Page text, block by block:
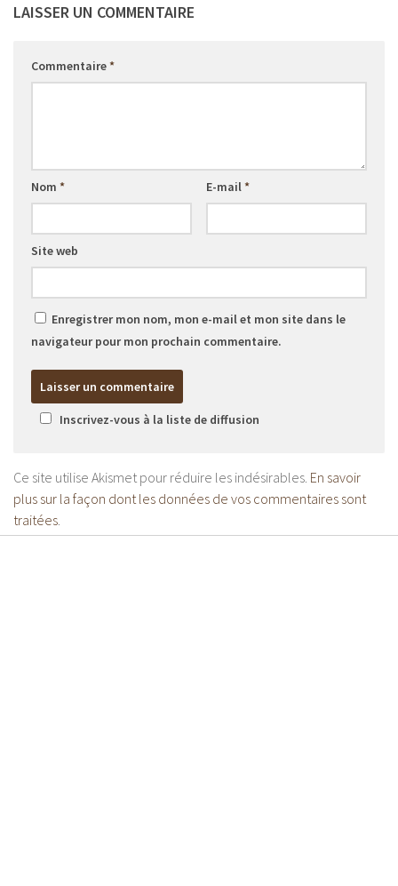
LAISSER UN COMMENTAIRE
Commentaire*
Nom * E-mail *
Site web
Enregistrer mon nom, mon e-mail et mon site dans le
navigateur pour mon prochain commentaire.
Inscrivez-vous à la liste de diffusion
Ce site utilise Akismet pour réduire les indésirables. En savoir
plus sur la façon dont les données de vos commentaires sont
traitées